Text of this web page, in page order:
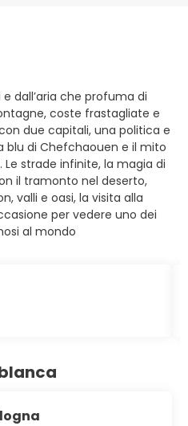
dall’aria che profuma di
coste frastagliate e
due capitali, una politica e
di Chefchaouen e il mito
strade infinite, la magia di
il tramonto nel deserto,
valli e oasi, la visita alla
per vedere uno dei
al mondo